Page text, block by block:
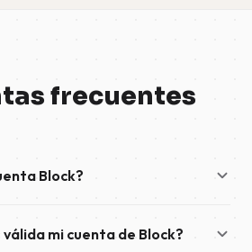
frecuentes
Block?
de Usenet y sigue siendo válida
mi cuenta de Block?